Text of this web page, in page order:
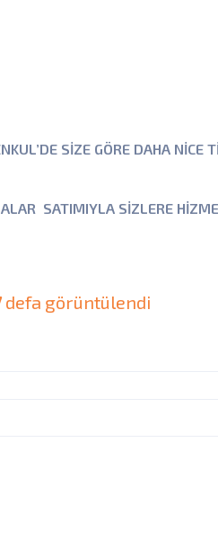
SİZE GÖRE DAHA NİCE
SATIMIYLA SİZLERE
defa görüntülendi